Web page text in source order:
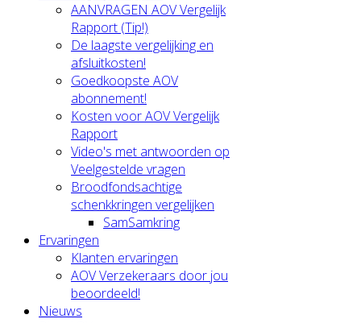
AANVRAGEN AOV Vergelijk
Rapport (Tip!)
De laagste vergelijking en
afsluitkosten!
Goedkoopste AOV
abonnement!
Kosten voor AOV Vergelijk
Rapport
Video's met antwoorden op
Veelgestelde vragen
Broodfondsachtige
schenkkringen vergelijken
SamSamkring
Ervaringen
Klanten ervaringen
AOV Verzekeraars door jou
beoordeeld!
Nieuws